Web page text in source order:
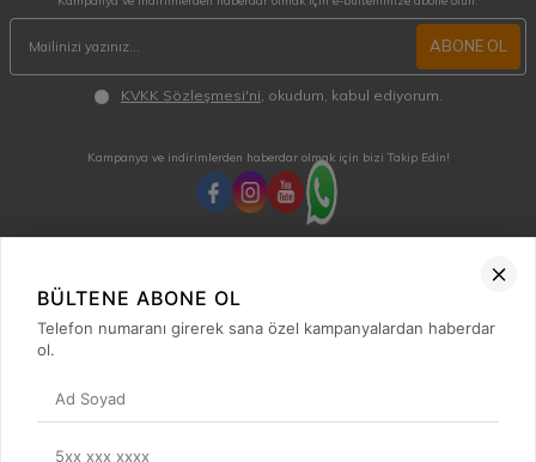
ABONE OL
KVKK Sözleşmesi'ni , okudum, kabul ediyorum.
Kampanya ve indirimlerden haberdar olmak için bizi Takip Edin!
Hafta içi 08:00 - 18:00 / Cumartesi 08:00 - 13:00 arası merak ettiğiniz tüm sorular ve
siparişleriniz için ulaşabilirsiniz.
0850 515 01 10
Hızlı Erişim
Kategoriler
BÜLTENE ABONE OL
Telefon numaranı girerek sana özel kampanyalardan haberdar
ol.